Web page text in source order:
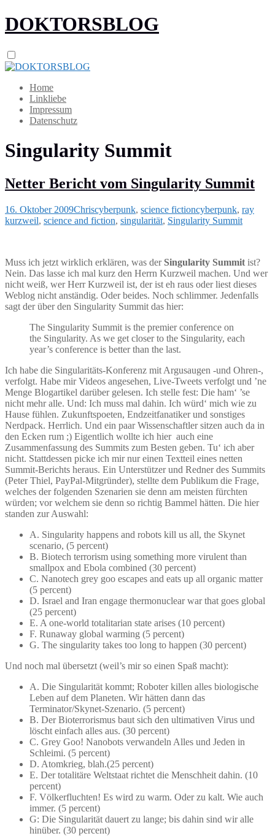
DOKTORSBLOG
Home
Linkliebe
Impressum
Datenschutz
Singularity Summit
Netter Bericht vom Singularity Summit
16. Oktober 2009Chriscyberpunk, science fictioncyberpunk, ray
kurzweil, science and fiction, singularität, Singularity Summit
Muss ich jetzt wirklich erklären, was der Singularity Summit ist?
Nein. Das lasse ich mal kurz den Herrn Kurzweil machen. Und wer
nicht weiß, wer Herr Kurzweil ist, der ist eh raus oder liest dieses
Weblog nicht anständig. Oder beides. Noch schlimmer. Jedenfalls
sagt der über den Singularity Summit das hier:
The Singularity Summit is the premier conference on
the Singularity. As we get closer to the Singularity, each
year’s conference is better than the last.
Ich habe die Singularitäts-Konferenz mit Argusaugen -und Ohren-,
verfolgt. Habe mir Videos angesehen, Live-Tweets verfolgt und ’ne
Menge Blogartikel darüber gelesen. Ich stelle fest: Die ham‘ ’se
nicht mehr alle. Und: Ich muss mal dahin. Ich würd‘ mich wie zu
Hause fühlen. Zukunftspoeten, Endzeitfanatiker und sonstiges
Nerdpack. Herrlich. Und ein paar Wissenschaftler sitzen auch da in
den Ecken rum ;) Eigentlich wollte ich hier auch eine
Zusammenfassung des Summits zum Besten geben. Tu‘ ich aber
nicht. Stattdessen picke ich mir nur einen Textteil eines netten
Summit-Berichts heraus. Ein Unterstützer und Redner des Summits
(Peter Thiel, PayPal-Mitgründer), stellte dem Publikum die Frage,
welches der folgenden Szenarien sie denn am meisten fürchten
würden; vor welchem sie denn so richtig Bammel hätten. Die hier
standen zur Auswahl:
A. Singularity happens and robots kill us all, the Skynet
scenario, (5 percent)
B. Biotech terrorism using something more virulent than
smallpox and Ebola combined (30 percent)
C. Nanotech grey goo escapes and eats up all organic matter
(5 percent)
D. Israel and Iran engage thermonuclear war that goes global
(25 percent)
E. A one-world totalitarian state arises (10 percent)
F. Runaway global warming (5 percent)
G. The singularity takes too long to happen (30 percent)
Und noch mal übersetzt (weil’s mir so einen Spaß macht):
A. Die Singularität kommt; Roboter killen alles biologische
Leben auf dem Planeten. Wir hätten dann das
Terminator/Skynet-Szenario. (5 percent)
B. Der Bioterrorismus baut sich den ultimativen Virus und
löscht einfach alles aus. (30 percent)
C. Grey Goo! Nanobots verwandeln Alles und Jeden in
Schleimi. (5 percent)
D. Atomkrieg, blah.(25 percent)
E. Der totalitäre Weltstaat richtet die Menschheit dahin. (10
percent)
F. Völkerfluchten! Es wird zu warm. Oder zu kalt. Wie auch
immer. (5 percent)
G: Die Singularität dauert zu lange; bis dahin sind wir alle
hinüber. (30 percent)